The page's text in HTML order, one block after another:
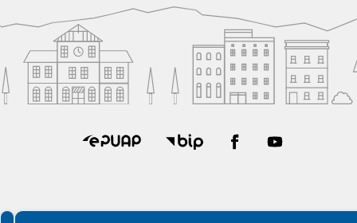
Spełniamy standardy WCAG 2.2
Spełniamy standardy W3C